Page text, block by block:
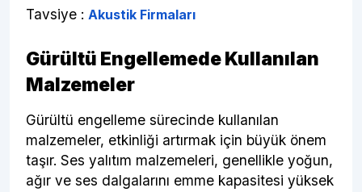
Tavsiye : Akustik Firmaları
Gürültü Engellemede Kullanılan
Malzemeler
Gürültü engelleme sürecinde kullanılan
malzemeler, etkinliği artırmak için büyük önem
taşır. Ses yalıtım malzemeleri, genellikle yoğun,
ağır ve ses dalgalarını emme kapasitesi yüksek